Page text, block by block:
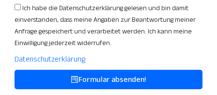
Ich habe die Datenschutzerklärung gelesen und bin damit
einverstanden, dass meine Angaben zur Beantwortung meiner
Anfrage gespeichert und verarbeitet werden. Ich kann meine
Einwilligung jederzeit widerrufen.
Datenschutzerklärung
Formular absenden!